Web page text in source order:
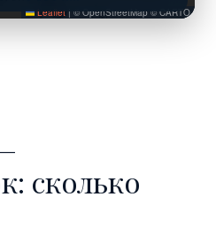
Leaflet | © OpenStreetMap © CARTO
сколько